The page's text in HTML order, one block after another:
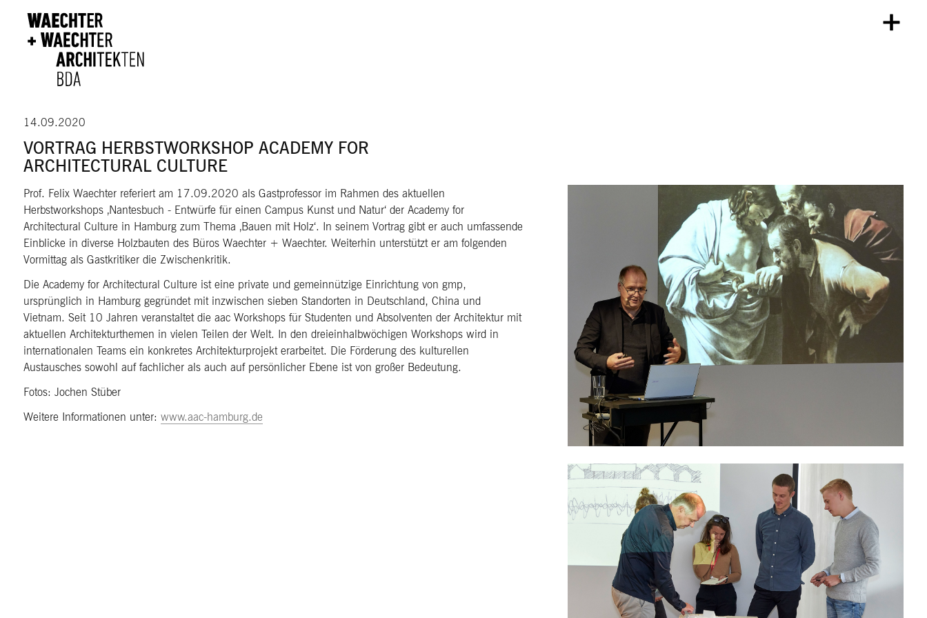
14.09.2020
VORTRAG HERBSTWORKSHOP ACADEMY FOR
ARCHITECTURAL CULTURE
Prof. Felix Waechter referiert am 17.09.2020 als Gastprofessor im Rahmen des aktuellen
Herbstworkshops ‚Nantesbuch - Entwürfe für einen Campus Kunst und Natur‘ der Academy for
Architectural Culture in Hamburg zum Thema ‚Bauen mit Holz‘. In seinem Vortrag gibt er auch umfassende
Einblicke in diverse Holzbauten des Büros Waechter + Waechter. Weiterhin unterstützt er am folgenden
Vormittag als Gastkritiker die Zwischenkritik.
Die Academy for Architectural Culture ist eine private und gemeinnützige Einrichtung von gmp,
ursprünglich in Hamburg gegründet mit inzwischen sieben Standorten in Deutschland, China und
Vietnam. Seit 10 Jahren veranstaltet die aac Workshops für Studenten und Absolventen der Architektur mit
aktuellen Architekturthemen in vielen Teilen der Welt. In den dreieinhalbwöchigen Workshops wird in
internationalen Teams ein konkretes Architekturprojekt erarbeitet. Die Förderung des kulturellen
Austausches sowohl auf fachlicher als auch auf persönlicher Ebene ist von großer Bedeutung.
Fotos: Jochen Stüber
Weitere Informationen unter: www.aac-hamburg.de